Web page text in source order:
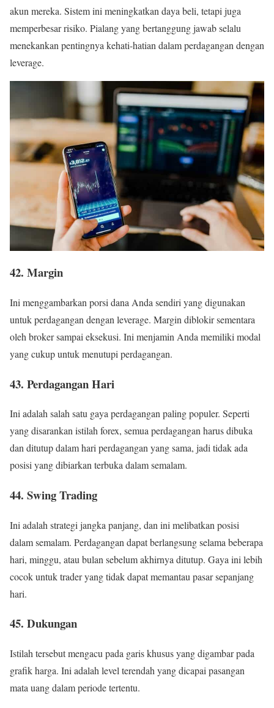
akun mereka. Sistem ini meningkatkan daya beli, tetapi juga
memperbesar risiko. Pialang yang bertanggung jawab selalu
menekankan pentingnya kehati-hatian dalam perdagangan dengan
leverage.
42. Margin
Ini menggambarkan porsi dana Anda sendiri yang digunakan
untuk perdagangan dengan leverage. Margin diblokir sementara
oleh broker sampai eksekusi. Ini menjamin Anda memiliki modal
yang cukup untuk menutupi perdagangan.
43. Perdagangan Hari
Ini adalah salah satu gaya perdagangan paling populer. Seperti
yang disarankan istilah forex, semua perdagangan harus dibuka
dan ditutup dalam hari perdagangan yang sama, jadi tidak ada
posisi yang dibiarkan terbuka dalam semalam.
44. Swing Trading
Ini adalah strategi jangka panjang, dan ini melibatkan posisi
dalam semalam. Perdagangan dapat berlangsung selama beberapa
hari, minggu, atau bulan sebelum akhirnya ditutup. Gaya ini lebih
cocok untuk trader yang tidak dapat memantau pasar sepanjang
hari.
45. Dukungan
Istilah tersebut mengacu pada garis khusus yang digambar pada
grafik harga. Ini adalah level terendah yang dicapai pasangan
mata uang dalam periode tertentu.